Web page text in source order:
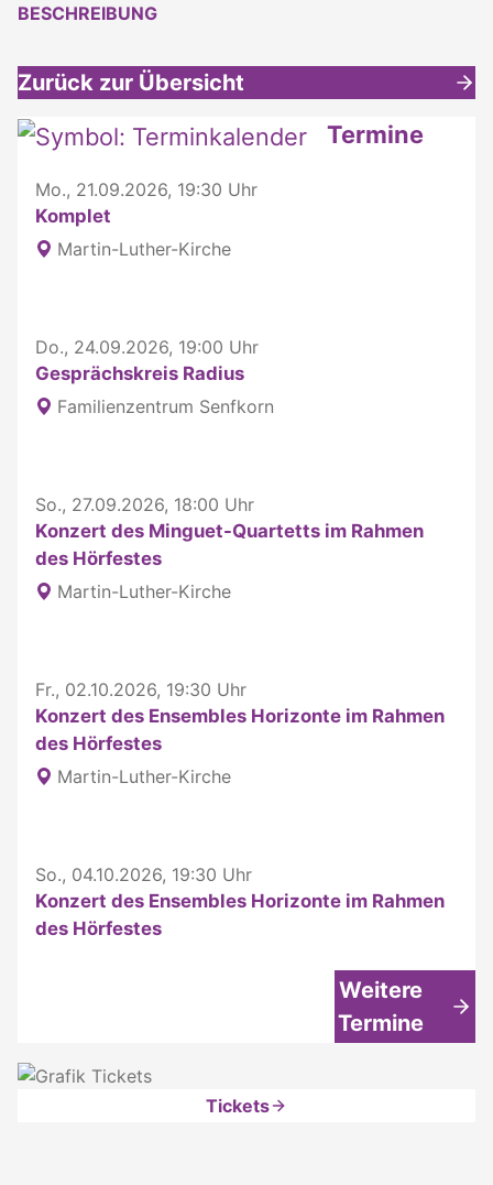
BESCHREIBUNG
Zurück zur Übersicht
Weitere interessante Inhalte Termine
Mo., 21.09.2026, 19:30 Uhr
Komplet
Martin-Luther-Kirche
Do., 24.09.2026, 19:00 Uhr
Gesprächskreis Radius
Familienzentrum Senfkorn
So., 27.09.2026, 18:00 Uhr
Konzert des Minguet-Quartetts im Rahmen
des Hörfestes
Martin-Luther-Kirche
Fr., 02.10.2026, 19:30 Uhr
Konzert des Ensembles Horizonte im Rahmen
des Hörfestes
Martin-Luther-Kirche
So., 04.10.2026, 19:30 Uhr
Konzert des Ensembles Horizonte im Rahmen
des Hörfestes
Weitere
Termine
Tickets